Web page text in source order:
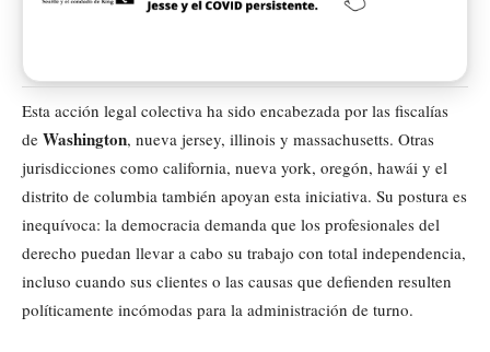
Esta acción legal colectiva ha sido encabezada por las fiscalías
de Washington, nueva jersey, illinois y massachusetts. Otras
jurisdicciones como california, nueva york, oregón, hawái y el
distrito de columbia también apoyan esta iniciativa. Su postura es
inequívoca: la democracia demanda que los profesionales del
derecho puedan llevar a cabo su trabajo con total independencia,
incluso cuando sus clientes o las causas que defienden resulten
políticamente incómodas para la administración de turno.